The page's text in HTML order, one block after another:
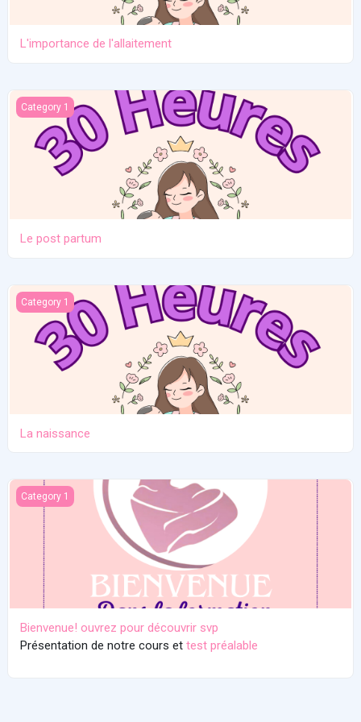
L'importance de l'allaitement
Le post partum
Category 1
Le post partum
La naissance
Category 1
La naissance
Bienvenue! ouvrez pour découvrir svp
Category 1
Bienvenue! ouvrez pour découvrir svp
Présentation de notre cours et test préalable